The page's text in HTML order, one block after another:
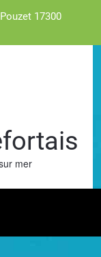
17300
mer